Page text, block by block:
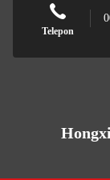
Telepon